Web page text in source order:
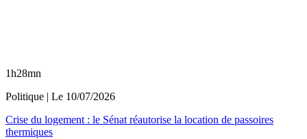
1h28mn
Politique | Le 10/07/2026
Crise du logement : le Sénat réautorise la location de passoires
thermiques